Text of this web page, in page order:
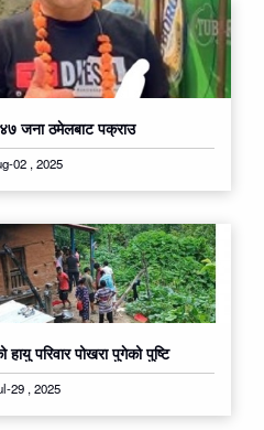
जना ठमेलबाट पक्राउ
02 , 2025
परिवार पोखरा पुगेको पुष्टि
29 , 2025